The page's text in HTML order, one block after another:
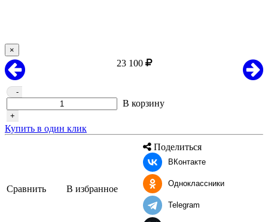
×
23 100
-
+
В корзину
Купить в один клик
Сравнить В избранное
Поделиться
ВКонтакте
Одноклассники
Telegram